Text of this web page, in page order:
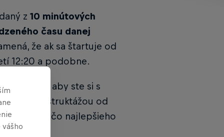
z 10 minútových
času danej
že ak sa štartuje od
12:20 a podobne.
aby ste si s
prejsť inštruktážou od
čo najlepšieho